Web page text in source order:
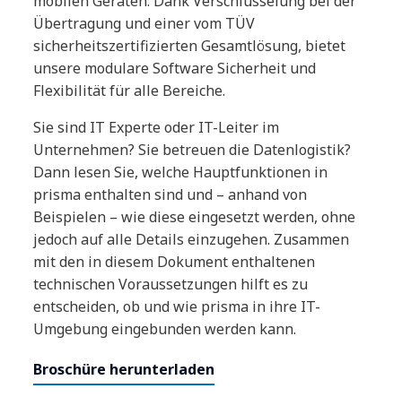
Übertragung und einer vom TÜV
sicherheitszertifizierten Gesamtlösung, bietet
unsere modulare Software Sicherheit und
Flexibilität für alle Bereiche.
Sie sind IT Experte oder IT-Leiter im
Unternehmen? Sie betreuen die Datenlogistik?
Dann lesen Sie, welche Hauptfunktionen in
prisma enthalten sind und – anhand von
Beispielen – wie diese eingesetzt werden, ohne
jedoch auf alle Details einzugehen. Zusammen
mit den in diesem Dokument enthaltenen
technischen Voraussetzungen hilft es zu
entscheiden, ob und wie prisma in ihre IT-
Umgebung eingebunden werden kann.
Broschüre herunterladen